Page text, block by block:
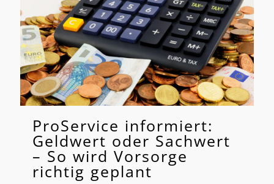
ProService informiert:
Geldwert oder Sachwert
– So wird Vorsorge
richtig geplant